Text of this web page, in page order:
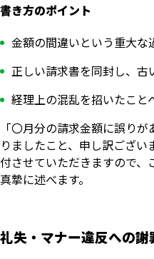
書き方のポイント
金額の間違いという重大な
正しい請求書を同封し、古
経理上の混乱を招いたこと
「〇月分の請求金額に誤り
りましたこと、申し訳ござ
付させていただきますので
真摯に述べます。
礼失・マナー違反への謝